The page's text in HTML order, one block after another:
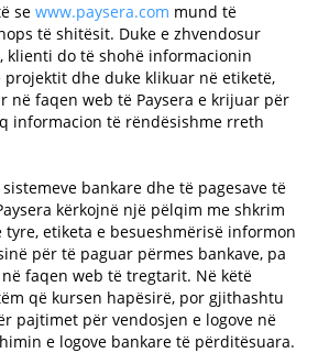
se www.paysera.com mund të
të shitësit. Duke e zhvendosur
klienti do të shohë informacionin
dhe duke klikuar në etiketë,
në faqen web të Paysera e krijuar për
informacion të rëndësishme rreth
bankare dhe të pagesave të
kërkojnë një pëlqim me shkrim
etiketa e besueshmërisë informon
për të paguar përmes bankave, pa
faqen web të tregtarit. Në këtë
që kursen hapësirë, por gjithashtu
pajtimet për vendosjen e logove në
e logove bankare të përditësuara.